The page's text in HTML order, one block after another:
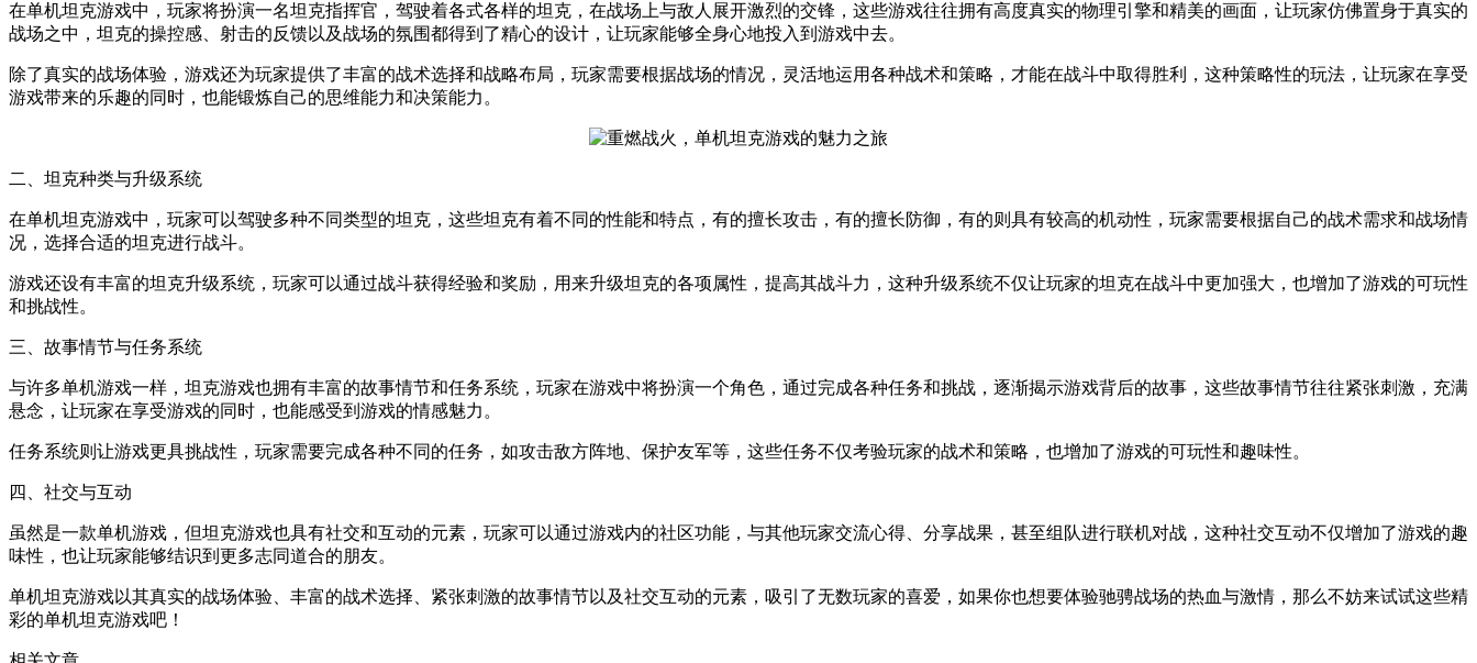
在单机坦克游戏中，玩家将扮演一名坦克指挥官，驾驶着各式各样的坦克，在战场上与敌人展开激烈的交锋，这些游戏往往拥有高度真实的物理引擎和精美的画面，让玩家仿佛置身于真实的
战场之中，坦克的操控感、射击的反馈以及战场的氛围都得到了精心的设计，让玩家能够全身心地投入到游戏中去。
除了真实的战场体验，游戏还为玩家提供了丰富的战术选择和战略布局，玩家需要根据战场的情况，灵活地运用各种战术和策略，才能在战斗中取得胜利，这种策略性的玩法，让玩家在享受
游戏带来的乐趣的同时，也能锻炼自己的思维能力和决策能力。
二、坦克种类与升级系统
在单机坦克游戏中，玩家可以驾驶多种不同类型的坦克，这些坦克有着不同的性能和特点，有的擅长攻击，有的擅长防御，有的则具有较高的机动性，玩家需要根据自己的战术需求和战场情
况，选择合适的坦克进行战斗。
游戏还设有丰富的坦克升级系统，玩家可以通过战斗获得经验和奖励，用来升级坦克的各项属性，提高其战斗力，这种升级系统不仅让玩家的坦克在战斗中更加强大，也增加了游戏的可玩性
和挑战性。
三、故事情节与任务系统
与许多单机游戏一样，坦克游戏也拥有丰富的故事情节和任务系统，玩家在游戏中将扮演一个角色，通过完成各种任务和挑战，逐渐揭示游戏背后的故事，这些故事情节往往紧张刺激，充满
悬念，让玩家在享受游戏的同时，也能感受到游戏的情感魅力。
任务系统则让游戏更具挑战性，玩家需要完成各种不同的任务，如攻击敌方阵地、保护友军等，这些任务不仅考验玩家的战术和策略，也增加了游戏的可玩性和趣味性。
四、社交与互动
虽然是一款单机游戏，但坦克游戏也具有社交和互动的元素，玩家可以通过游戏内的社区功能，与其他玩家交流心得、分享战果，甚至组队进行联机对战，这种社交互动不仅增加了游戏的趣
味性，也让玩家能够结识到更多志同道合的朋友。
单机坦克游戏以其真实的战场体验、丰富的战术选择、紧张刺激的故事情节以及社交互动的元素，吸引了无数玩家的喜爱，如果你也想要体验驰骋战场的热血与激情，那么不妨来试试这些精
彩的单机坦克游戏吧！